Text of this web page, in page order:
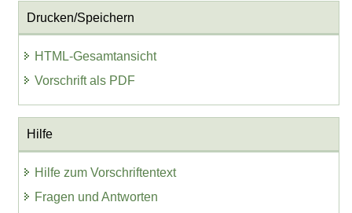
Drucken/Speichern
HTML-Gesamtansicht
Vorschrift als PDF
Hilfe
Hilfe zum Vorschriftentext
Fragen und Antworten